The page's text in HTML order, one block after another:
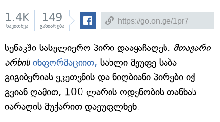
1.4K
წაკითხვა
149
გაზიარება
სენაკში სასულიერო პირი დააყაჩაღეს. მთავარი
არხის ინფორმაციით, სახლი მეუფე საბა
გიგიბერიას ეკუთვნის და ნიღბიანი პირები იქ
გვიან ღამით, 100 ლარის ოდენობის თანხას
იარაღის მუქარით დაეუფლნენ.